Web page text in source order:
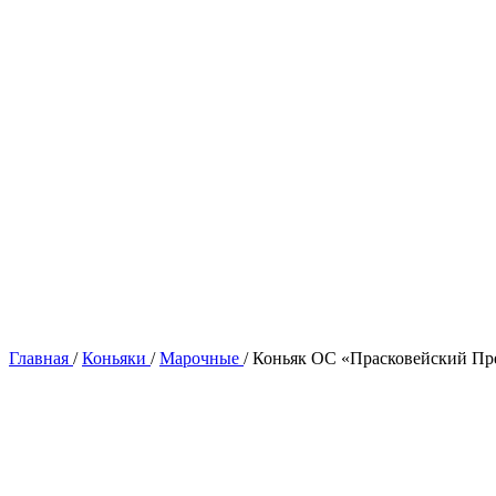
Главная / Коньяки / Марочные / Коньяк ОС «Прасковейский